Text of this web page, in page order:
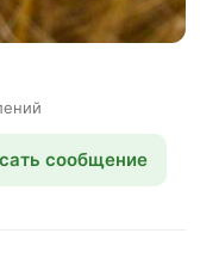
сообщение